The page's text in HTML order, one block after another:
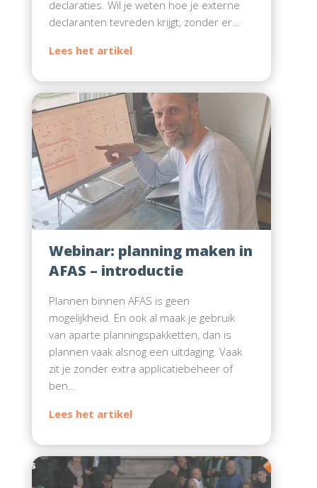
declaraties. Wil je weten hoe je externe
declaranten tevreden krijgt, zonder er…
Webinar: planning maken in
AFAS – introductie
Plannen binnen AFAS is geen
mogelijkheid. En ook al maak je gebruik
van aparte planningspakketten, dan is
plannen vaak alsnog een uitdaging. Vaak
zit je zonder extra applicatiebeheer of
ben…